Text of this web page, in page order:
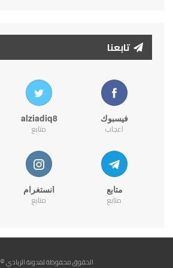
تابعنا
فيسبوك
اعجاب
alziadiq8
متابع
متابع
متابع
انستغرام
متابع
الحقوق محفوظة لمدونة الزيادي © 2026